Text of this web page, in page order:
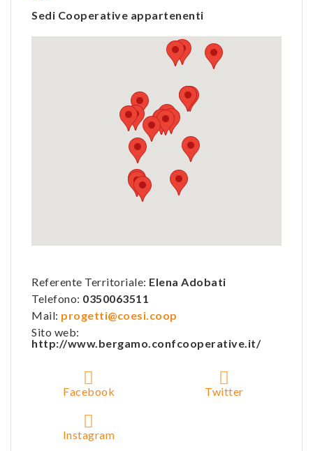
Sedi Cooperative appartenenti
Referente Territoriale: Elena Adobati
Telefono: 0350063511
Mail: progetti@coesi.coop
Sito web:
http://www.bergamo.confcooperative.it/
Facebook Twitter
Instagram